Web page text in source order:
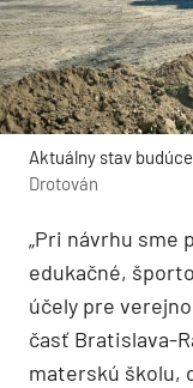
Aktuálny stav
Drotován
„Pri návrhu sme
edukačné,
účely pre
časť Bratislava-
materskú školu,